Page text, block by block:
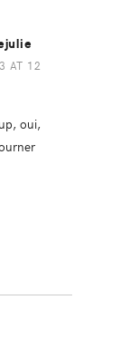
AT 12
oui,